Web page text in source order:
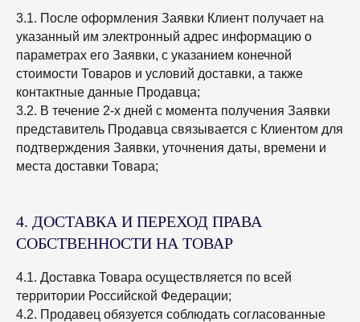
3.1. После оформления Заявки Клиент получает на
указанный им электронный адрес информацию о
параметрах его Заявки, с указанием конечной
стоимости Товаров и условий доставки, а также
контактные данные Продавца;
3.2. В течение 2-х дней с момента получения Заявки
представитель Продавца связывается с Клиентом для
подтверждения Заявки, уточнения даты, времени и
места доставки Товара;
4. ДОСТАВКА И ПЕРЕХОД ПРАВА
СОБСТВЕННОСТИ НА ТОВАР
4.1. Доставка Товара осуществляется по всей
территории Российской Федерации;
4.2. Продавец обязуется соблюдать согласованные